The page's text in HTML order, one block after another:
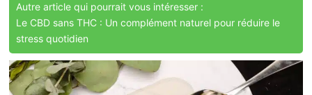
Autre article qui pourrait vous intéresser :
Le CBD sans THC : Un complément naturel pour réduire le
stress quotidien